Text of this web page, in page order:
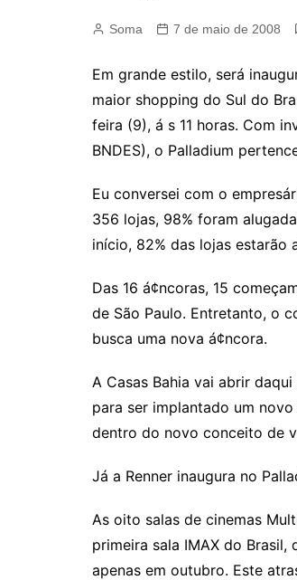
Soma 7 de maio de 2008
Em grande estilo, será
maior shopping do Sul do
feira (9), á s 11 horas. Com
BNDES), o Palladium
Eu conversei com o
356 lojas, 98% foram
início, 82% das lojas estarão
Das 16 á¢ncoras, 15
de São Paulo. Entretanto, o
busca uma nova á¢ncora.
A Casas Bahia vai abrir
para ser implantado um
dentro do novo conceito de
Já a Renner inaugura no
As oito salas de cinemas
primeira sala IMAX do Brasil,
apenas em outubro. Este